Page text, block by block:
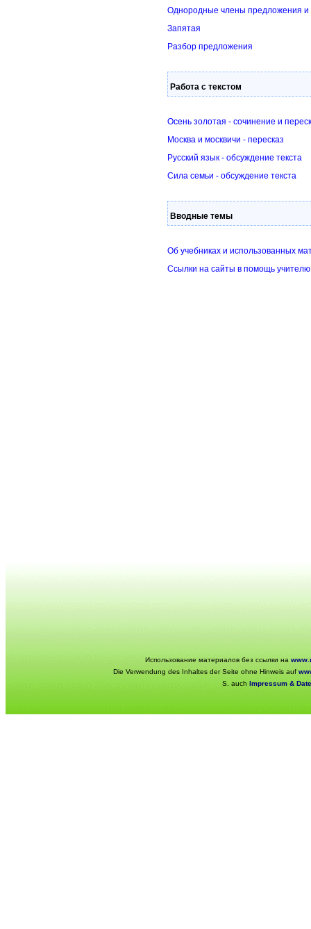
Однородные члены предложения и
Запятая
Разбор предложения
Работа с текстом
Осень золотая - сочинение и
Москва и москвичи - пересказ
Русский язык - обсуждение текста
Сила семьи - обсуждение текста
Вводные темы
Об учебниках и использованных
Ссылки на сайты в помощь учителю
Использование материалов без ссылки на
Die Verwendung des Inhaltes der Seite ohne Hinweis auf
S. auch Impressum &